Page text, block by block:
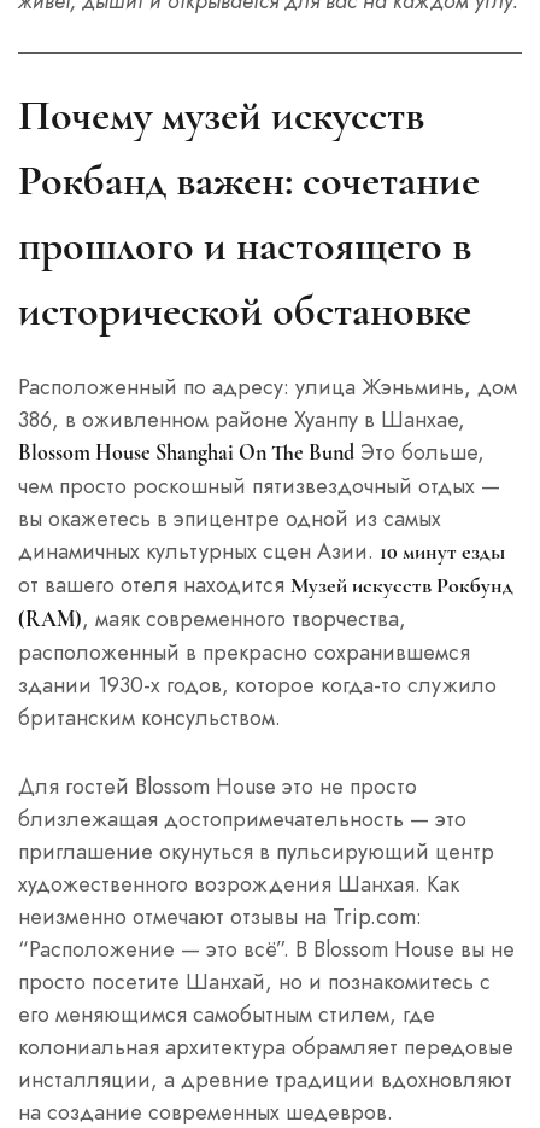
Почему музей искусств
Рокбанд важен: сочетание
прошлого и настоящего в
исторической обстановке
Расположенный по адресу: улица Жэньминь, дом
386, в оживленном районе Хуанпу в Шанхае,
Blossom House Shanghai On The Bund Это больше,
чем просто роскошный пятизвездочный отдых —
вы окажетесь в эпицентре одной из самых
динамичных культурных сцен Азии. 10 минут езды
от вашего отеля находится Музей искусств Рокбунд
(RAM), маяк современного творчества,
расположенный в прекрасно сохранившемся
здании 1930-х годов, которое когда-то служило
британским консульством.
Для гостей Blossom House это не просто
близлежащая достопримечательность — это
приглашение окунуться в пульсирующий центр
художественного возрождения Шанхая. Как
неизменно отмечают отзывы на Trip.com:
“Расположение — это всё”. В Blossom House вы не
просто посетите Шанхай, но и познакомитесь с
его меняющимся самобытным стилем, где
колониальная архитектура обрамляет передовые
инсталляции, а древние традиции вдохновляют
на создание современных шедевров.